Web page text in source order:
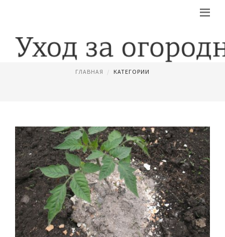
КАК ПРАВИЛЬНО ВЫРАСТИТЬ РАССАДУ
ГЛАВНАЯ КАТЕГОРИИ